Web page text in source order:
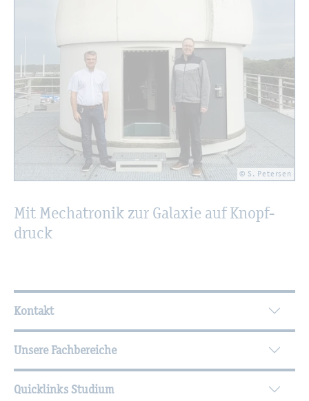
© S. Pe­ter­sen
Mit Me­cha­tro­nik zur Ga­la­xie auf Knopf­
druck
Wei­ter­füh­ren­de In­for­ma­tio­nen
Kontakt
Unsere Fachbereiche
Quicklinks Studium